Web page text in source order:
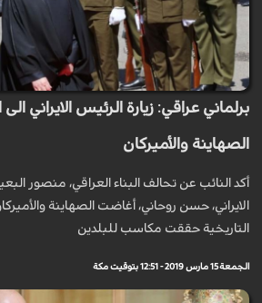
برلماني عراقي: زيارة الرئيس الايراني
الصهاينة والأميركان
أكد النائب عن تحالف البناء العراقي، منصور
الايراني، حسن روحاني، أغاضت الصهاينة
التاريخية حققت مكاسب للبلدين
الجمعة 15 مارس 2019 - 12:51 بتوقيت مكة